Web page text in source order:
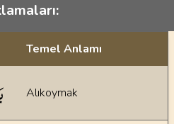
Temel Anlamı
Alıkoymak